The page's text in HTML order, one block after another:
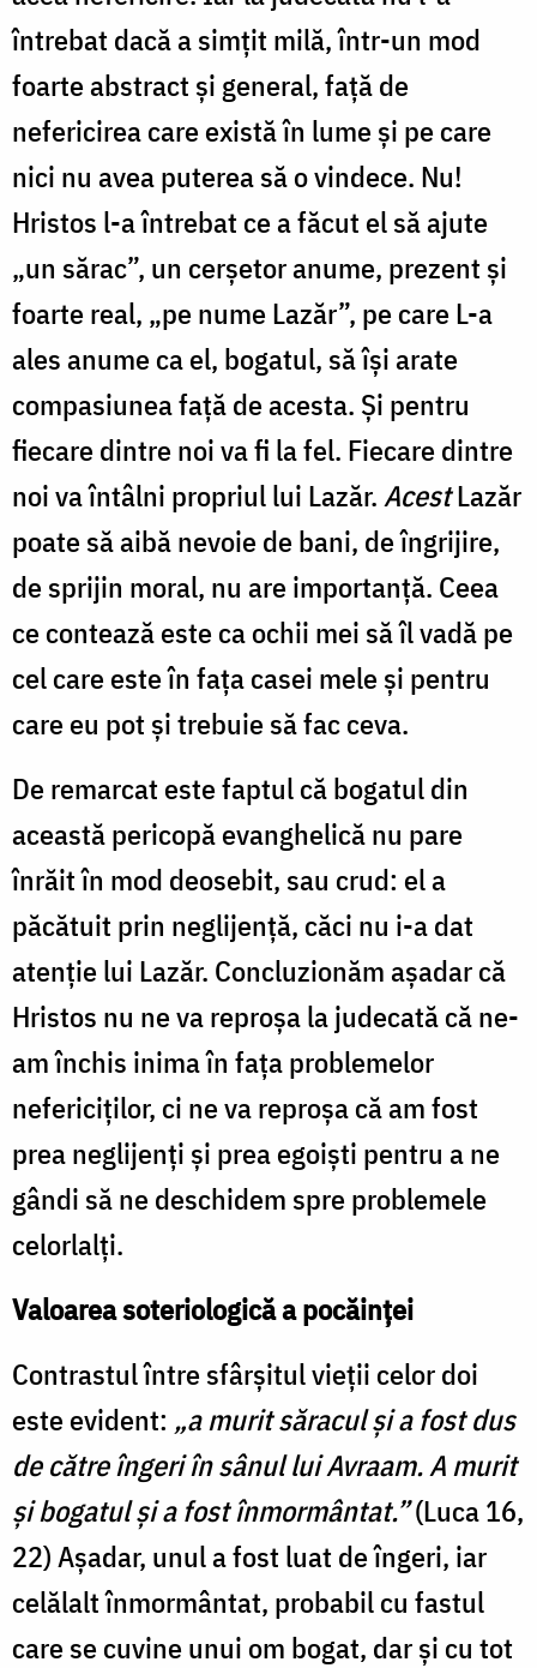
întrebat dacă a simțit milă, într-un mod
foarte abstract și general, față de
nefericirea care există în lume și pe care
nici nu avea puterea să o vindece. Nu!
Hristos l-a întrebat ce a făcut el să ajute
„un sărac”, un cerșetor anume, prezent și
foarte real, „pe nume Lazăr”, pe care L-a
ales anume ca el, bogatul, să își arate
compasiunea față de acesta. Și pentru
fiecare dintre noi va fi la fel. Fiecare dintre
noi va întâlni propriul lui Lazăr.AcestLazăr
poate să aibă nevoie de bani, de îngrijire,
de sprijin moral, nu are importanță. Ceea
ce contează este ca ochii mei să îl vadă pe
cel care este în fața casei mele și pentru
care eu pot și trebuie să fac ceva.
De remarcat este faptul că bogatul din
această pericopă evanghelică nu pare
înrăit în mod deosebit, sau crud: el a
păcătuit prin neglijență, căci nu i-a dat
atenție lui Lazăr. Concluzionăm așadar că
Hristos nu ne va reproșa la judecată că ne-
am închis inima în fața problemelor
nefericiților, ci ne va reproșa că am fost
prea neglijenți și prea egoiști pentru a ne
gândi să ne deschidem spre problemele
celorlalți.
Valoarea soteriologică a pocăinței
Contrastul între sfârșitul vieții celor doi
este evident: „a murit săracul şi a fost dus
de către îngeri în sânul lui Avraam. A murit
şi bogatul şi a fost înmormântat.”(Luca 16,
22) Așadar, unul a fost luat de îngeri, iar
celălalt înmormântat, probabil cu fastul
care se cuvine unui om bogat, dar și cu tot